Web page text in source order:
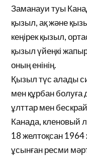
Заманауи туы
қызыл, ақ және
кеңірек қызыл,
қызыл үйеңкі
оның енінің.
Қызыл түс алады
мен құрбан болуға
ұлттар мен
Канада, кленовый
18 желтоқсан
ұсынған ресми